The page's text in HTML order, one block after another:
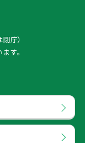
庁）
す。